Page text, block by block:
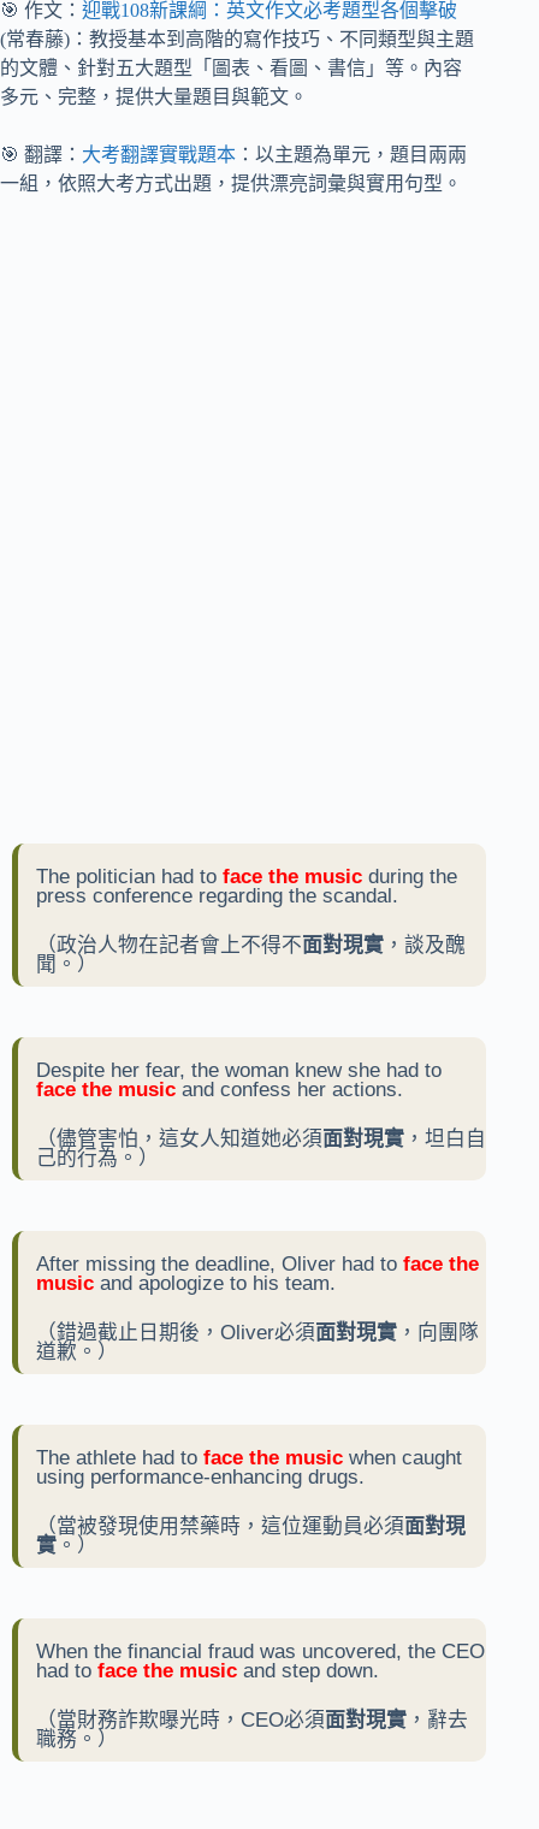
🎯 作文： 迎戰108新課綱：英文作文必考題型各個擊破
(常春藤)：教授基本到高階的寫作技巧、不同類型與主題
的文體、針對五大題型「圖表、看圖、書信」等。內容
多元、完整，提供大量題目與範文。
🎯 翻譯： 大考翻譯實戰題本 ：以主題為單元，題目兩兩
一組，依照大考方式出題，提供漂亮詞彙與實用句型。
The politician had to face the music during the
press conference regarding the scandal.
（政治人物在記者會上不得不面對現實 ，談及醜
聞。）
Despite her fear, the woman knew she had to
face the music and confess her actions.
（儘管害怕，這女人知道她必須面對現實 ，坦白自
己的行為。）
After missing the deadline, Oliver had to face the
music and apologize to his team.
（錯過截止日期後，Oliver必須面對現實 ，向團隊
道歉。）
The athlete had to face the music when caught
using performance-enhancing drugs.
（當被發現使用禁藥時，這位運動員必須面對現
實 。）
When the financial fraud was uncovered, the CEO
had to face the music and step down.
（當財務詐欺曝光時，CEO必須面對現實 ，辭去
職務。）